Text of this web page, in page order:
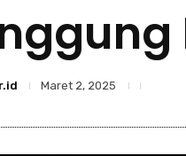
Maret 2, 2025